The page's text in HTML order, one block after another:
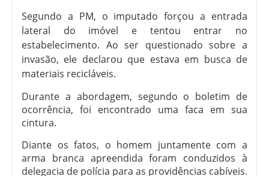
Segundo a PM, o imputado forçou a entrada
lateral do imóvel e tentou entrar no
estabelecimento. Ao ser questionado sobre a
invasão, ele declarou que estava em busca de
materiais recicláveis.
Durante a abordagem, segundo o boletim de
ocorrência, foi encontrado uma faca em sua
cintura.
Diante os fatos, o homem juntamente com a
arma branca apreendida foram conduzidos à
delegacia de polícia para as providências cabíveis.